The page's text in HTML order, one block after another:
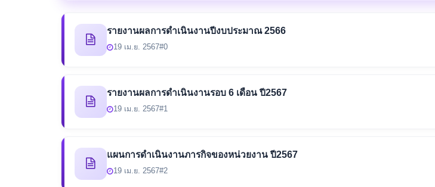
รายงานผลการดำเนินงานปีงบประมาณ 2566
19 เม.ย. 2567#0
รายงานผลการดำเนินงานรอบ 6 เดือน ปี2567
19 เม.ย. 2567#1
แผนการดำเนินงานภารกิจของหน่วยงาน ปี2567
19 เม.ย. 2567#2